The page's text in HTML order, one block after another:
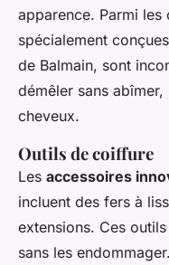
apparence. Parmi
spécialement
de Balmain, sont
démêler sans
cheveux.
Outils de coiffure
Les accessoires
incluent des fers à
extensions. Ces
sans les